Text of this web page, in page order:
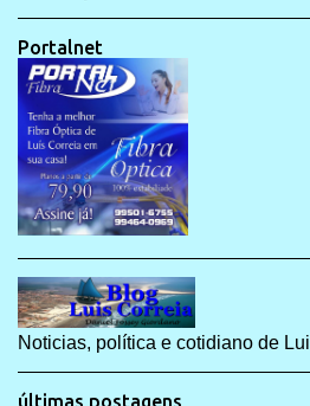
Portalnet
Noticias, política e cotidiano de
últimas postagens